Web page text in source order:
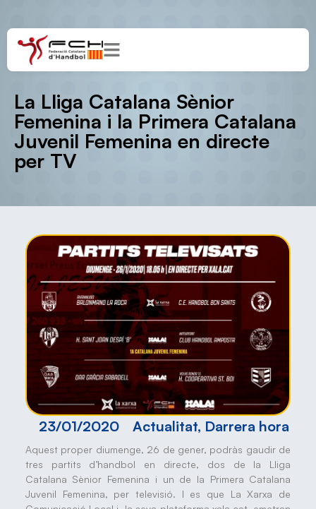
La Lliga Catalana Sènior
Femenina i la Primera Catalana
Juvenil Femenina en directe
per TV
23/01/2020 Actualitat, Darrera hora
Aquest proper diumenge, 26 de gener, podràs gaudir de
tres partits d’handbol en directe, dos de la Lliga
Catalana Sènior Femenina i un de la Primera Catalana
Juvenil Femenina, per televisió. I es que La Xarxa de